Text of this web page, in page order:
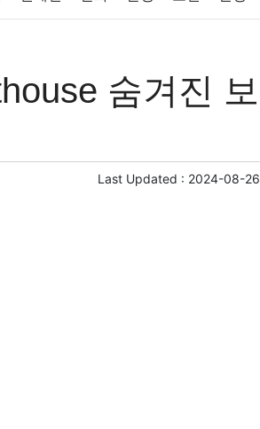
의료 의학 경제 마케팅 부동산
숨겨진 보
Last Updated : 2024-08-26